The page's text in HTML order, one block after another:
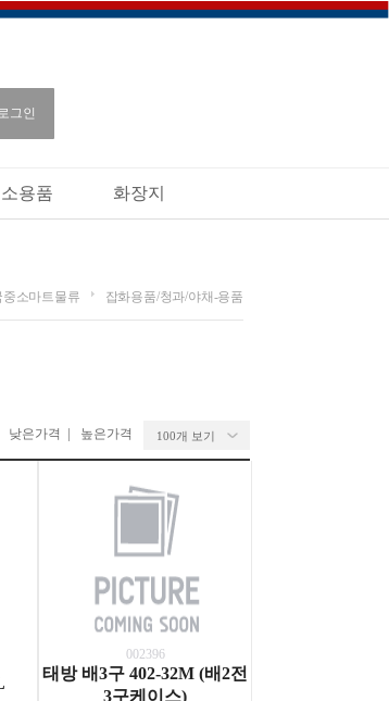
그인
용품 화장지
중소마트물류 잡화용품/청과/야채-용품
낮은가격 | 높은가격
002396
태방 배3구 402-32M (배2전
3구케이스)